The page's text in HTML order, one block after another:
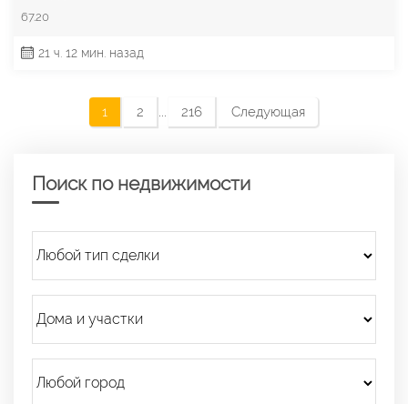
67.20
21 ч. 12 мин. назад
1 2 216 Следующая
Поиск по недвижимости